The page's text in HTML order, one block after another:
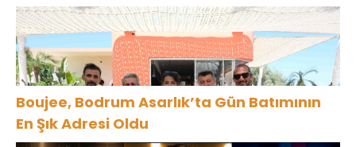
Boujee, Bodrum Asarlık’ta Gün Batımının
En Şık Adresi Oldu